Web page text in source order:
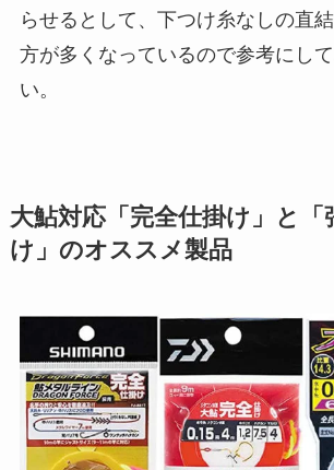
らせるとして、下つけ糸なしの直
方が多くなっているので参考にし
い。
大鮎対応「完全仕掛け」と「
け」のオススメ製品